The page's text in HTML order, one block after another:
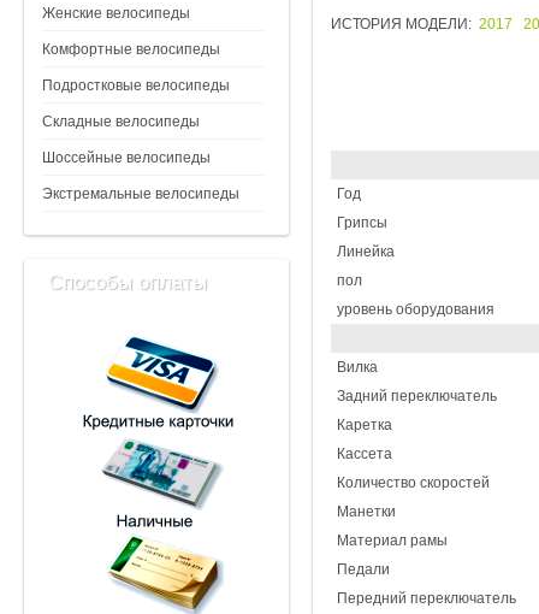
Женские велосипеды
Комфортные велосипеды
Подростковые велосипеды
Складные велосипеды
Шоссейные велосипеды
Экстремальные велосипеды
Способы оплаты
ИСТОРИЯ МОДЕЛИ: 2017
Год
Грипсы
Линейка
пол
уровень оборудования
Вилка
Задний переключатель
Каретка
Кассета
Количество скоростей
Манетки
Материал рамы
Педали
Передний переключатель